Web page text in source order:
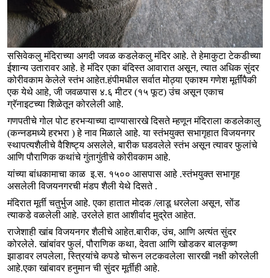
ससिवेकलु मंदिराच्या अगदी जवळ कडलेकलु मंदिर आहे. ते हेमाकुटा टेकडीच्या
ईशान्य उतारावर आहे. हे मंदिर एका बंदिस्त आवारात असून, त्यात अधिक सुंदर
कोरीवकाम केलेले स्तंभ आहेत.हंपीमधील सर्वात मोठ्या एकाश्म गणेश मूर्तींपैकी
एक येथे आहे, जी जवळपास ४.६ मीटर (१५ फूट) उंच असून एकाच
ग्रॅनाइटच्या शिळेतून कोरलेली आहे.
गणपतीचे गोल पोट हरभऱ्याच्या दाण्यासारखे दिसते म्हणून मंदिराला कडलेकालु
(कन्नडमध्ये हरभरा ) हे नाव मिळाले आहे. या स्तंभयुक्त सभागृहात विजयनगर
स्थापत्यशैलीचे वैशिष्ट्य असलेले, बारीक घडवलेले स्तंभ असून त्यावर फुलांचे
आणि पौराणिक कथांचे गुंतागुंतीचे कोरीवकाम आहे.
यांच्या बांधकामाचा काळ इ.स. १५०० आसपास आहे .स्तंभयुक्त सभागृह
असलेली विजयनगरची मंडप शैली येथे दिसते .
मंदिरात मूर्ती चतुर्भुज आहे. एका हातात मोदक /लाडू धरलेला असून, सोंड
त्याकडे वळलेली आहे. उरलेले हात आशीर्वाद मुद्रेत आहेत.
राजेशाही खांब विजयनगर शैलीचे आहेत.बारीक, उंच, आणि अत्यंत सुंदर
कोरलेले. खांबांवर फुलं, पौराणिक कथा, देवता आणि खोडकर बालकृष्ण
झाडावर लपलेला, स्त्रियांचे कपडे चोरून लटकवलेला सारखी नक्षी कोरलेली
आहे.एका खांबावर हनुमान ची सुंदर मूर्तीही आहे.